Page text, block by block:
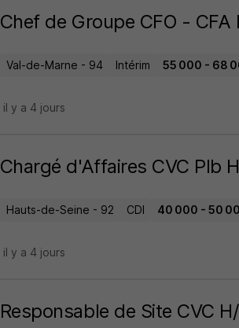
Chef de Groupe CFO - CFA
Val-de-Marne - 94 Intérim 55 000 - 68
il y a 4 jours
Chargé d'Affaires CVC Plb
Hauts-de-Seine - 92 CDI 40 000 - 50
il y a 4 jours
Responsable de Site CVC